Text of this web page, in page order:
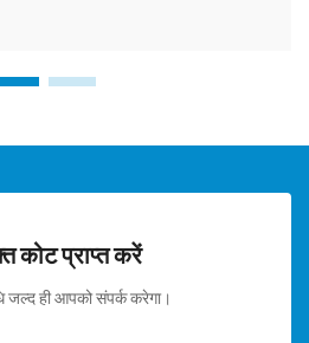
कोट प्राप्त करें
जल्द ही आपको संपर्क करेगा।